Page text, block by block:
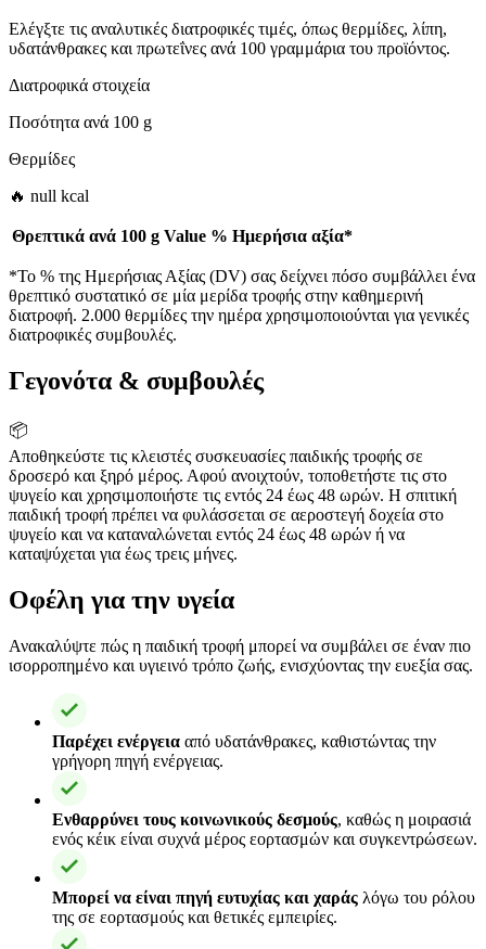
Ελέγξτε τις αναλυτικές διατροφικές τιμές, όπως θερμίδες, λίπη,
υδατάνθρακες και πρωτεΐνες ανά 100 γραμμάρια του προϊόντος.
Διατροφικά στοιχεία
Ποσότητα ανά 100 g
Θερμίδες
🔥 null kcal
Θρεπτικά ανά 100 g Value % Ημερήσια αξία*
*Το % της Ημερήσιας Αξίας (DV) σας δείχνει πόσο συμβάλλει ένα
θρεπτικό συστατικό σε μία μερίδα τροφής στην καθημερινή
διατροφή. 2.000 θερμίδες την ημέρα χρησιμοποιούνται για γενικές
διατροφικές συμβουλές.
Γεγονότα & συμβουλές
📦
Αποθηκεύστε τις κλειστές συσκευασίες παιδικής τροφής σε
δροσερό και ξηρό μέρος. Αφού ανοιχτούν, τοποθετήστε τις στο
ψυγείο και χρησιμοποιήστε τις εντός 24 έως 48 ωρών. Η σπιτική
παιδική τροφή πρέπει να φυλάσσεται σε αεροστεγή δοχεία στο
ψυγείο και να καταναλώνεται εντός 24 έως 48 ωρών ή να
καταψύχεται για έως τρεις μήνες.
Οφέλη για την υγεία
Ανακαλύψτε πώς η παιδική τροφή μπορεί να συμβάλει σε έναν πιο
ισορροπημένο και υγιεινό τρόπο ζωής, ενισχύοντας την ευεξία σας.
Παρέχει ενέργεια από υδατάνθρακες, καθιστώντας την
γρήγορη πηγή ενέργειας.
Ενθαρρύνει τους κοινωνικούς δεσμούς, καθώς η μοιρασιά
ενός κέικ είναι συχνά μέρος εορτασμών και συγκεντρώσεων.
Μπορεί να είναι πηγή ευτυχίας και χαράς λόγω του ρόλου
της σε εορτασμούς και θετικές εμπειρίες.